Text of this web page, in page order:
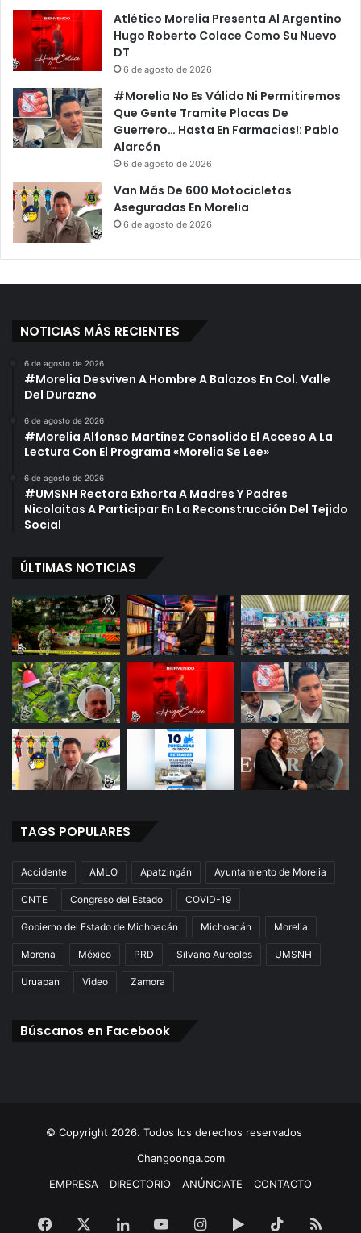
Atlético Morelia Presenta Al Argentino
Hugo Roberto Colace Como Su Nuevo
DT
6 de agosto de 2026
#Morelia No Es Válido Ni Permitiremos
Que Gente Tramite Placas De
Guerrero… Hasta En Farmacias!: Pablo
Alarcón
6 de agosto de 2026
Van Más De 600 Motocicletas
Aseguradas En Morelia
6 de agosto de 2026
NOTICIAS MÁS RECIENTES
6 de agosto de 2026
#Morelia Desviven A Hombre A Balazos En Col. Valle
Del Durazno
6 de agosto de 2026
#Morelia Alfonso Martínez Consolido El Acceso A La
Lectura Con El Programa «Morelia Se Lee»
6 de agosto de 2026
#UMSNH Rectora Exhorta A Madres Y Padres
Nicolaitas A Participar En La Reconstrucción Del Tejido
Social
ÚLTIMAS NOTICIAS
TAGS POPULARES
Accidente AMLO Apatzingán Ayuntamiento de Morelia
CNTE Congreso del Estado COVID-19
Gobierno del Estado de Michoacán Michoacán Morelia
Morena México PRD Silvano Aureoles UMSNH
Uruapan Video Zamora
Búscanos en Facebook
© Copyright 2026. Todos los derechos reservados
Changoonga.com
EMPRESA
DIRECTORIO ANÚNCIATE CONTACTO
Facebook LinkedInYouTubeInstagram
Google TikTokRSS